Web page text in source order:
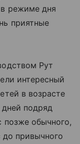
в режиме дня
приятные
Рут
интересный
в возрасте
дней подряд
позже обычного,
до привычного